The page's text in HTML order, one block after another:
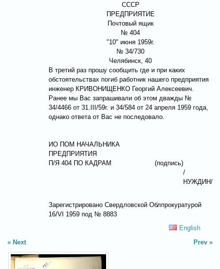
СССР
ПРЕДПРИЯТИЕ
Почтовый ящик
№ 404
"10" июня 1959г.
№ 34/730
Челябинск, 40
В третий раз прошу сообщить где и при каких
обстоятельствах погиб работник нашего предприятия
инженер КРИВОНИЩЕНКОГеоргий Алексеевич.
Ранее мы Вас запрашивали об этом дважды №
34/4466 от 31.III/59г. и 34/584 от 24 апреля 1959 года,
однако ответа от Вас не последовало.
ИО ПОМ НАЧАЛЬНИКА
ПРЕДПРИЯТИЯ
П/Я 404 ПО КАДРАМ
(подпись)
/
НУЖДИН/
Зарегистрировано Свердловской Облпрокуратурой
16/VI 1959 под № 8883
English
Next
Prev